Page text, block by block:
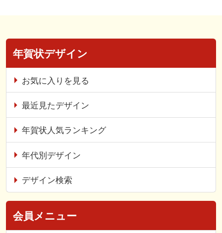
年賀状デザイン
お気に入りを見る
最近見たデザイン
年賀状人気ランキング
年代別デザイン
デザイン検索
会員メニュー